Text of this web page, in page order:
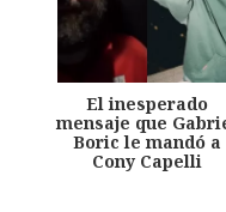
El inesperado
mensaje que
Boric le mandó a
Cony Capelli